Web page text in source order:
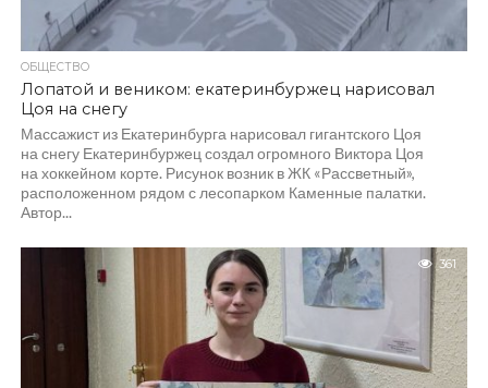
ОБЩЕСТВО
Лопатой и веником: екатеринбуржец нарисовал
Цоя на снегу
Массажист из Екатеринбурга нарисовал гигантского Цоя
на снегу Екатеринбуржец создал огромного Виктора Цоя
на хоккейном корте. Рисунок возник в ЖК «Рассветный»,
расположенном рядом с лесопарком Каменные палатки.
Автор...
361